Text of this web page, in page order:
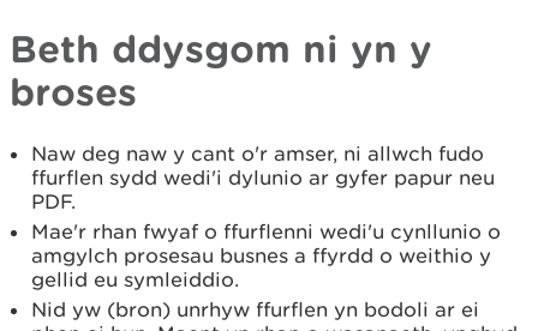
Beth ddysgom ni yn y
broses
Naw deg naw y cant o'r amser, ni allwch fudo
ffurflen sydd wedi'i dylunio ar gyfer papur neu
PDF.
Mae'r rhan fwyaf o ffurflenni wedi'u cynllunio o
amgylch prosesau busnes a ffyrdd o weithio y
gellid eu symleiddio.
Nid yw (bron) unrhyw ffurflen yn bodoli ar ei